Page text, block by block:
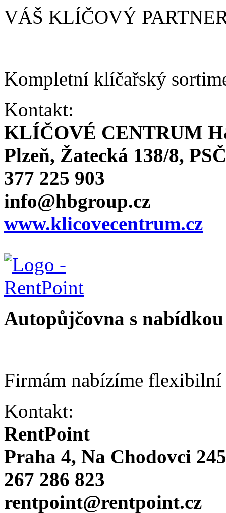
VÁŠ KLÍČOVÝ
Kompletní klíčařský
Kontakt:
KLÍČOVÉ CENTRUM
Plzeň, Žatecká 138/8,
377 225 903
info@hbgroup.cz
www.klicovecentrum.cz
Autopůjčovna s
Firmám nabízíme flexibilní
Kontakt:
RentPoint
Praha 4, Na Chodovci
267 286 823
rentpoint@rentpoint.cz